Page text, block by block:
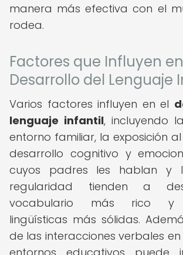
manera más efectiva con el
rodea.
Factores que Influyen
Desarrollo del Lenguaje
Varios factores influyen en el
lenguaje infantil, incluyendo
entorno familiar, la exposición
desarrollo cognitivo y
cuyos padres les hablan y
regularidad tienden a
vocabulario más rico y
lingüísticas más sólidas.
de las interacciones verbales